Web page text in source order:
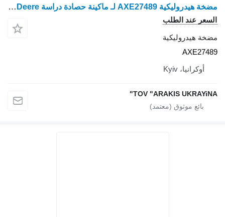
مضخة هيدروليكية AXE27489 لـ ماكينة حصادة دراسة John Deere
السعر عند الطلب
مضخة هيدروليكية
AXE27489
أوكرانيا، Kyiv
TOV "ARAKIS UKRAYiNA"